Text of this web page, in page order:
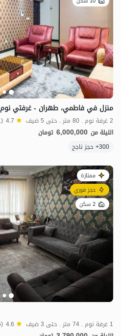
منزل في فاطمي، طهران - غرفتي نوم
2 غرفة نوم . 80 متر . حتى 5 ضيف 4.7 (71 تعليق)
الليلة من 6,000,000 تومان
300+ حجز ناجح
ممتازة
حجز فوري
2 سكن
1 غرفة نوم . 74 متر . حتى 3 ضيف 4.6 (5 تعليق)